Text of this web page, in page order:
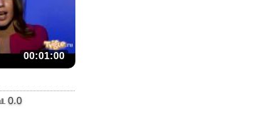
00:01:00
0.0